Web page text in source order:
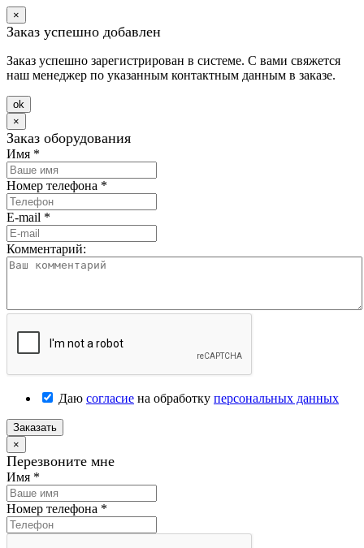
×
Заказ успешно добавлен
Заказ успешно зарегистрирован в системе. С вами свяжется
наш менеджер по указанным контактным данным в заказе.
оk
×
Заказ оборудования
Имя *
Номер телефона *
E-mail *
Комментарий:
Даю согласие на обработку персональных данных
Заказать
×
Перезвоните мне
Имя *
Номер телефона *